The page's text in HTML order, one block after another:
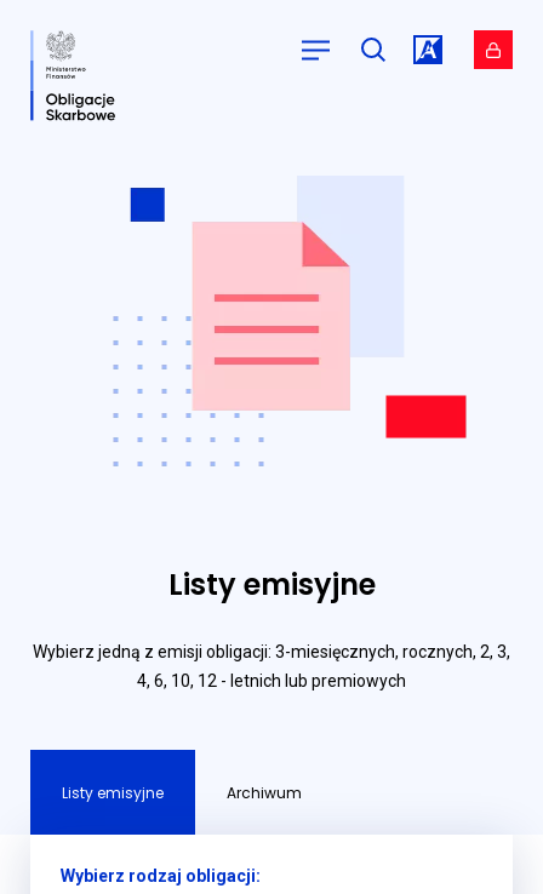
Przejdź do
serwisu.
Listy emisyjne
Wybierz jedną z emisji obligacji: 3-miesięcznych, rocznych, 2, 3,
4, 6, 10, 12 - letnich lub premiowych
Listy emisyjne Archiwum
Wybierz rodzaj obligacji: